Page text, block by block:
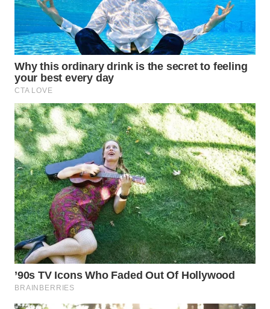
WN
KARO
WN
SIMALUNGUN
LABUHANBATU
WN
TAPANULI
TENGAH
WN DELI
SERDANG
WN
TEBING
TINGGI
WN